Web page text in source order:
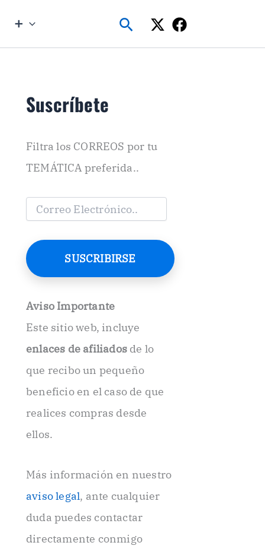
➕ Buscar
Suscríbete
Filtra los CORREOS por tu
TEMÁTICA preferida..
C
e
o
E
c
t
r
ó
i
o
.
SUSCRIBIRSE
Aviso Importante
Este sitio web, incluye
enlaces de afiliados de lo
que recibo un pequeño
beneficio en el caso de que
realices compras desde
ellos.
Más información en nuestro
aviso legal, ante cualquier
duda puedes contactar
directamente conmigo